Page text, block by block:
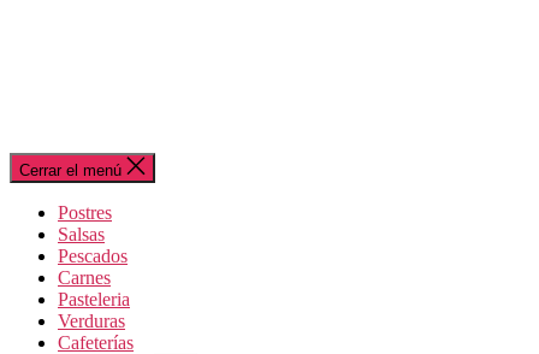
Cerrar el menú
Postres
Salsas
Pescados
Carnes
Pasteleria
Verduras
Cafeterías